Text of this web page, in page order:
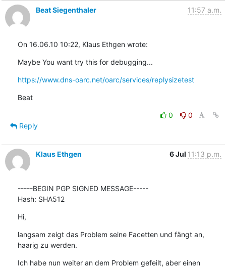
Beat Siegenthaler 11:57 a.m.
On 16.06.10 10:22, Klaus Ethgen wrote:
Maybe You want try this for debugging...
https://www.dns-oarc.net/oarc/services/replysizetest
Beat
0
0
Reply
Klaus Ethgen 6 Jul 11:13 p.m.
-----BEGIN PGP SIGNED MESSAGE-----
Hash: SHA512
Hi,
langsam zeigt das Problem seine Facetten und fängt an,
haarig zu werden.
Ich habe nun weiter an dem Problem gefeilt, aber einen